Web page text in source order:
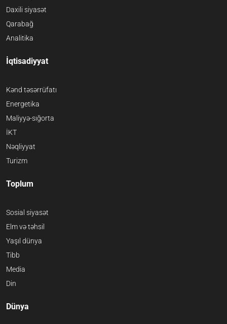
Daxili siyasət
Qarabağ
Analitika
İqtisadiyyat
Kənd təsərrüfatı
Energetika
Maliyyə-sığorta
İKT
Nəqliyyat
Turizm
Toplum
Sosial siyasət
Elm və təhsil
Yaşıl dünya
Tibb
Media
Din
Dünya